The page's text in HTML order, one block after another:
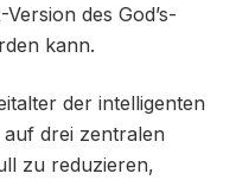
des God’s-
kann.
der intelligenten
auf drei zentralen
zu reduzieren,